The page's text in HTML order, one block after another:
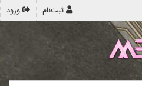
ورود ثبت‌نام